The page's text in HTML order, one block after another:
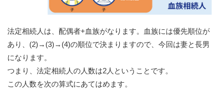
法定相続人は、配偶者+血族がなります。血族には優先順位が
あり、(2)→(3)→(4)の順位で決まりますので、今回は妻と長男
になります。
つまり、法定相続人の人数は2人ということです。
この人数を次の算式にあてはめます。